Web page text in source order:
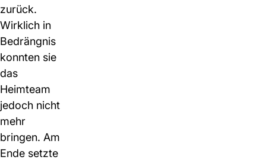
zurück.
Wirklich in
Bedrängnis
konnten sie
das
Heimteam
jedoch nicht
mehr
bringen. Am
Ende setzte